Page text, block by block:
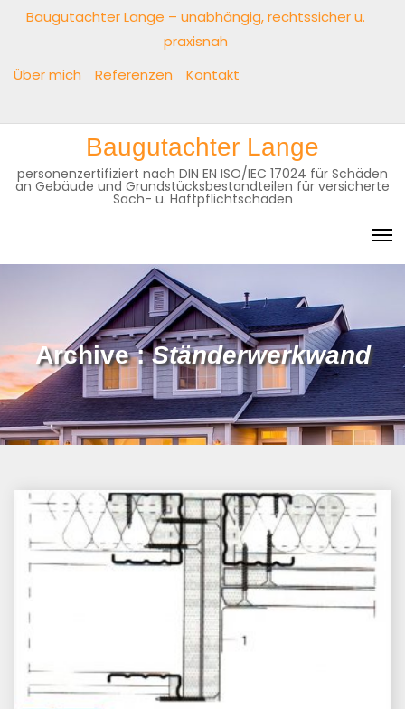
Baugutachter Lange – unabhängig, rechtssicher u.
praxisnah
Über mich
Referenzen Kontakt
Baugutachter Lange
personenzertifiziert nach DIN EN ISO/IEC 17024 für Schäden
an Gebäude und Grundstücksbestandteilen für versicherte
Sach- u. Haftpflichtschäden
Archive :Ständerwerkwand